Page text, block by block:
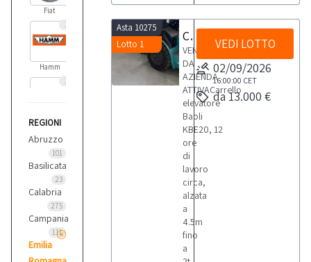
Fiat
1
Hamm
1
Kubota
Merlo
REGIONI
Abruzzo
101
Basilicata
23
Calabria
275
Campania
111
Emilia
Asta 10275
Lotto 1
Carrello elevatore Baoli
VENDITA
DA
AZIENDA
ATTIVACarrello
elevatore
Baoli
KBE20, 12
ore
di
lavoro
circa,
alzata
a
4.5m
fino
a
VEDI LOTTO
02/09/2026
16:00:00 CET
da 13.000 €